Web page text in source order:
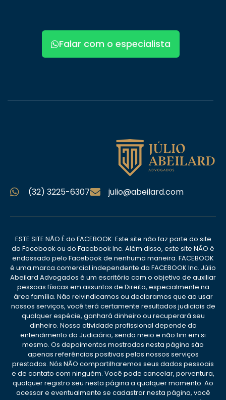
Falar com o especialista
(32) 3225-6307 julio@abeilard.com
ESTE SITE NÃO É do FACEBOOK: Este site não faz parte do site
do Facebook ou do Facebook Inc. Além disso, este site NÃO é
endossado pelo Facebook de nenhuma maneira. FACEBOOK
é uma marca comercial independente da FACEBOOK Inc. Júlio
Abeilard Advogados é um escritório com o objetivo de auxiliar
pessoas físicas em assuntos de Direito, especialmente na
área família. Não reivindicamos ou declaramos que ao usar
nossos serviços, você terá certamente resultados judiciais de
qualquer espécie, ganhará dinheiro ou recuperará seu
dinheiro. Nossa atividade profissional depende do
entendimento do Judiciário, sendo meio e não fim em si
mesmo. Os depoimentos mostrados nesta página são
apenas referências positivas pelos nossos serviços
prestados. Nós NÃO compartilharemos seus dados pessoais
e de contato com ninguém. Você pode cancelar, porventura,
qualquer registro seu nesta página a qualquer momento. Ao
acessar e eventualmente se cadastrar nesta página, você